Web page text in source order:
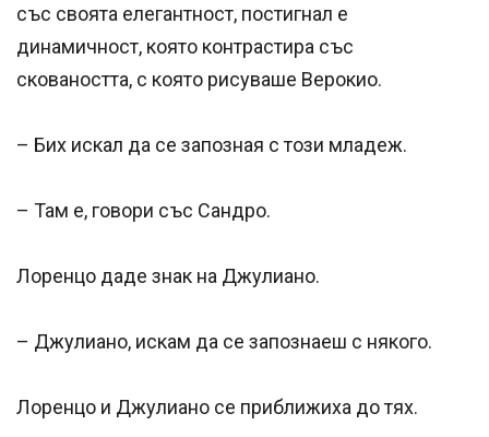
със своята елегантност, постигнал е
динамичност, която контрастира със
сковаността, с която рисуваше Верокио.
– Бих искал да се запозная с този младеж.
– Там е, говори със Сандро.
Лоренцо даде знак на Джулиано.
– Джулиано, искам да се запознаеш с някого.
Лоренцо и Джулиано се приближиха до тях.